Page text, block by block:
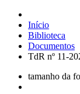
Início
Biblioteca
Documentos
TdR nº 11-
tamanho da